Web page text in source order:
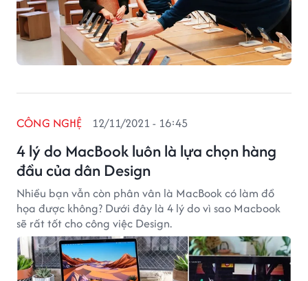
4 lý do MacBook luôn là lựa chọn hàng
đầu của dân Design
CÔNG NGHỆ 12/11/2021 - 16:45
Nhiều bạn vẫn còn phân vân là MacBook có làm đồ
họa được không? Dưới đây là 4 lý do vì sao Macbook
sẽ rất tốt cho công việc Design.